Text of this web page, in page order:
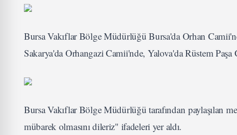
Bursa Vakıflar Bölge Müdürlüğü Bursa'da Orhan
Sakarya'da Orhangazi Camii'nde, Yalova'da Rüstem
Bursa Vakıflar Bölge Müdürlüğü tarafından paylaşılan
mübarek olmasını dileriz" ifadeleri yer aldı.